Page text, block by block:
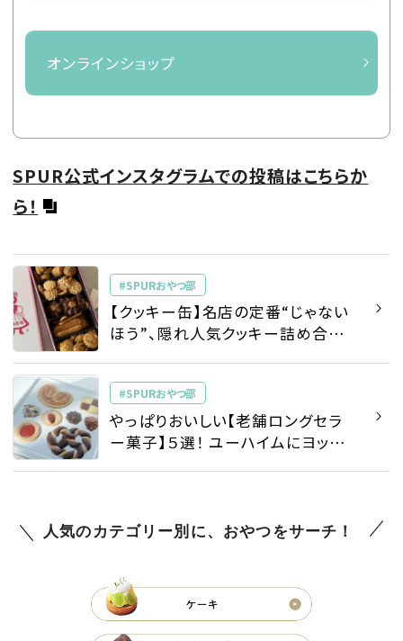
オンラインショップ
SPUR公式インスタグラムでの投稿はこちらか
ら！
#SPURおやつ部
【クッキー缶】名店の定番“じゃない
ほう”、隠れ人気クッキー詰め合わ
#SPURおやつ部
やっぱりおいしい【老舗ロングセラ
ー菓子】５選！ ユーハイムにヨック
人気のカテゴリー別に、おやつをサーチ！